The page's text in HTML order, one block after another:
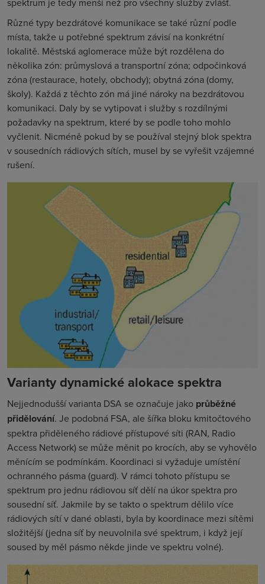
Různé typy bezdrátové komunikace se také různí podle
místa, takže u potřebné spektrum závisí na konkrétní
lokalitě. Městská aglomerace může být rozdělena do
několika zón: průmyslová a transportní zóna; odpočinková
zóna (restaurace, hotely, obchody); obytná zóna (domy,
školy). Každá z těchto zón má jiné nároky na bezdrátovou
komunikaci. Daly by se vytipovat i služby s rozdílnými
požadavky na spektrum, které by se podle toho mohlo
vyčlenit. Nicméně pokud by se používal stejný blok spektra
v sousedních rádiových sítích, musel by se vyřešit vzájemné
rušení.
Varianty dynamické alokace spektra
Nejjednodušší varianta DSA se označuje jako průběžné
přidělování. Je podobná FSA, ale šířka bloku kmitočtového
spektra přiděleného rádiové přístupové síti (RAN, Radio
Access Network) se může měnit po krocích, aby se vyhovělo
měnícím se podmínkám. Koordinaci si vyžaduje umístění
ochranného pásma (guard). V rámci tohoto přístupu se
spektrum pro jednu rádiovou síť dělí na úkor spektra pro
sousední síť. Jakmile by se takto o spektrum dělilo více
rádiových sítí v dané oblasti, byla by koordinace mezi sítěmi
složitější (jedna síť by neuvolnila své spektrum, i když její
soused by měl pásmo někde jinde ve spektru volné).